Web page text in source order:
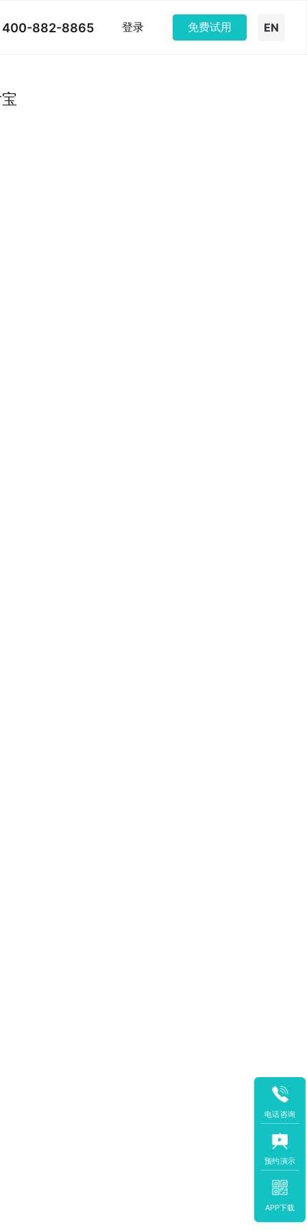
400-882-8865 登录 免费试用 EN
电话咨询
预约演示
APP下载